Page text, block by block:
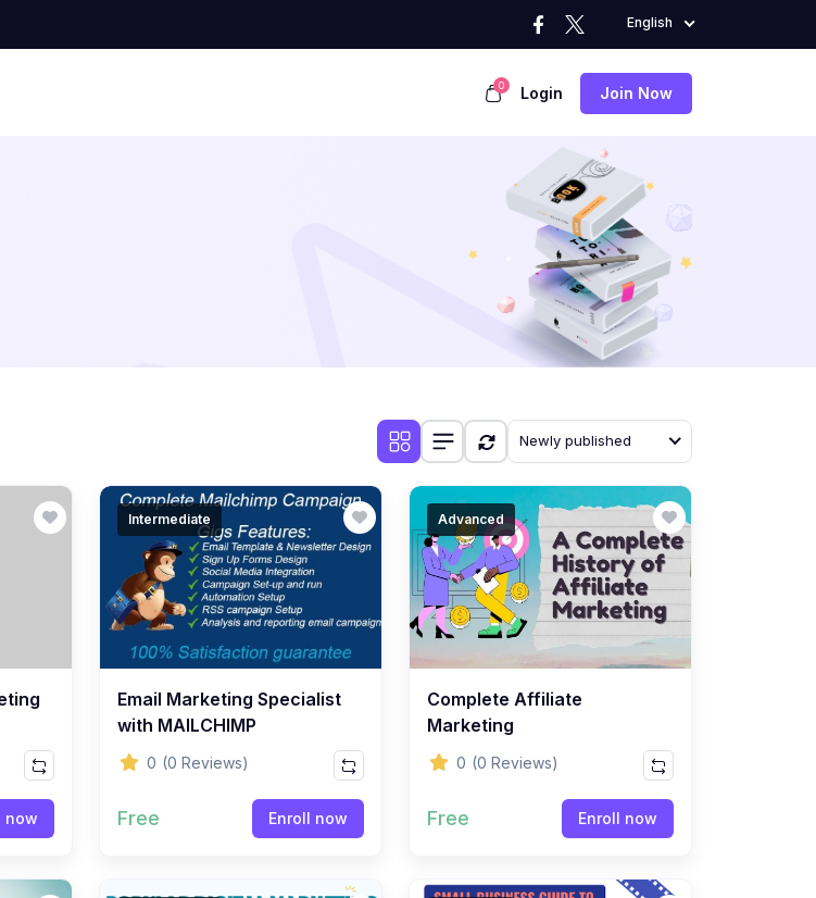
English
0 Login Join Now
Newly published
now
Intermediate
Email Marketing Specialist
with MAILCHIMP
0 (0 Reviews)
Free Enroll now
Advanced
Complete Affiliate
Marketing
0 (0 Reviews)
Free Enroll now